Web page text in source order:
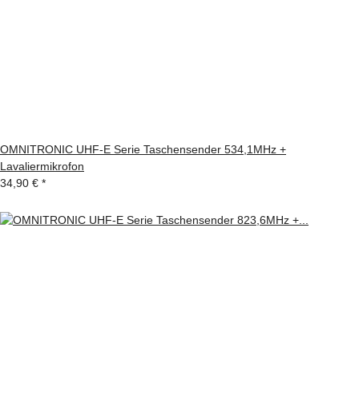
OMNITRONIC UHF-E Serie Taschensender 534,1MHz +
Lavaliermikrofon
34,90 € *